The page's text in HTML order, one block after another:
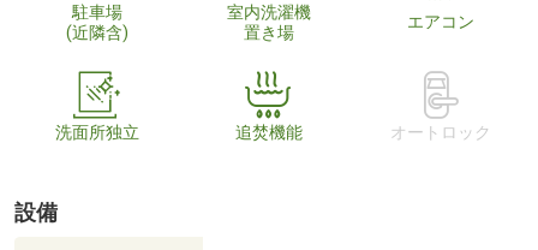
駐車場
(近隣含)
室内洗濯機
置き場
エアコン
洗面所独立 追焚機能 オートロック
設備